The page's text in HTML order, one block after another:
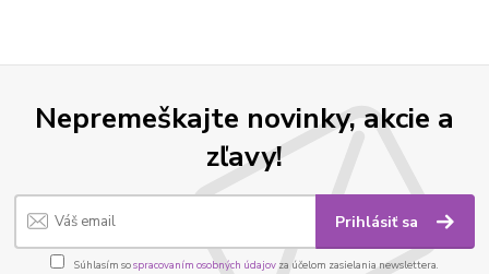
Nepremeškajte novinky, akcie a
zľavy!
Prihlásiť sa
Súhlasím sospracovaním osobných údajov za účelom zasielania newslettera.